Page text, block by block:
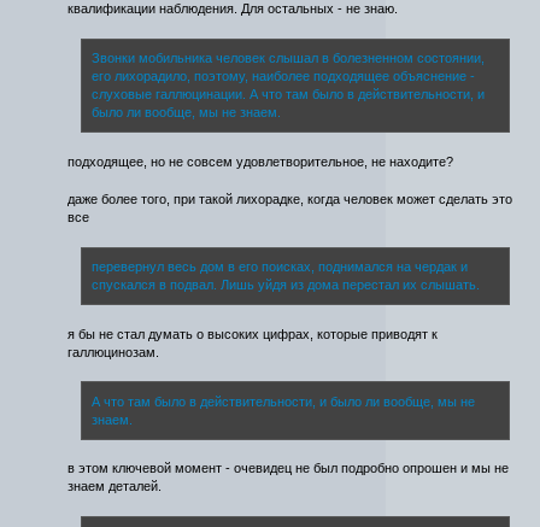
квалификации наблюдения. Для остальных - не знаю.
Звонки мобильника человек слышал в болезненном состоянии,
его лихорадило, поэтому, наиболее подходящее объяснение -
слуховые галлюцинации. А что там было в действительности, и
было ли вообще, мы не знаем.
подходящее, но не совсем удовлетворительное, не находите?
даже более того, при такой лихорадке, когда человек может сделать это
все
перевернул весь дом в его поисках, поднимался на чердак и
спускался в подвал. Лишь уйдя из дома перестал их слышать.
я бы не стал думать о высоких цифрах, которые приводят к
галлюцинозам.
А что там было в действительности, и было ли вообще, мы не
знаем.
в этом ключевой момент - очевидец не был подробно опрошен и мы не
знаем деталей.